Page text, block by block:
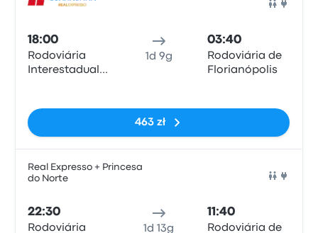
18:00
Rodoviária
Interestadual
1d 9g
03:40
Rodoviária de
Florianópolis
463 zł
Real Expresso + Princesa
do Norte
22:30
Rodoviária 1d 13g
11:40
Rodoviária de